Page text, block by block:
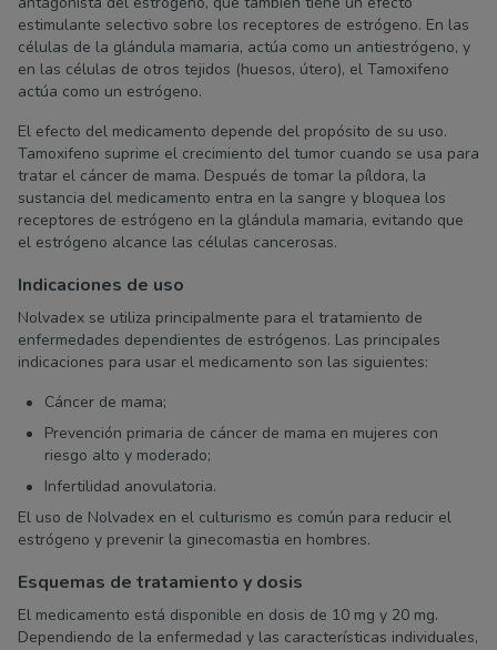
estimulante selectivo sobre los receptores de estrógeno. En las
células de la glándula mamaria, actúa como un antiestrógeno, y
en las células de otros tejidos (huesos, útero), el Tamoxifeno
actúa como un estrógeno.
El efecto del medicamento depende del propósito de su uso.
Tamoxifeno suprime el crecimiento del tumor cuando se usa para
tratar el cáncer de mama. Después de tomar la píldora, la
sustancia del medicamento entra en la sangre y bloquea los
receptores de estrógeno en la glándula mamaria, evitando que
el estrógeno alcance las células cancerosas.
Indicaciones de uso
Nolvadex se utiliza principalmente para el tratamiento de
enfermedades dependientes de estrógenos. Las principales
indicaciones para usar el medicamento son las siguientes:
Cáncer de mama;
Prevención primaria de cáncer de mama en mujeres con
riesgo alto y moderado;
Infertilidad anovulatoria.
El uso de Nolvadex en el culturismo es común para reducir el
estrógeno y prevenir la ginecomastia en hombres.
Esquemas de tratamiento y dosis
El medicamento está disponible en dosis de 10 mg y 20 mg.
Dependiendo de la enfermedad y las características individuales,